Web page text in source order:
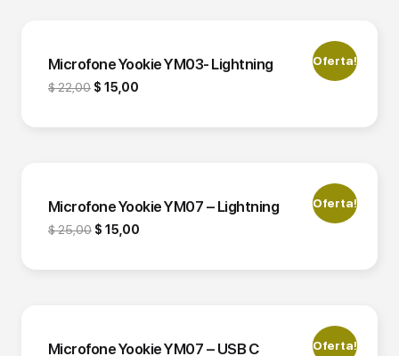
Oferta!
Microfone Yookie YM03- Lightning
$22,00 $ 15,00
Oferta!
Microfone Yookie YM07 – Lightning
$25,00 $ 15,00
Oferta!
Microfone Yookie YM07 – USB C